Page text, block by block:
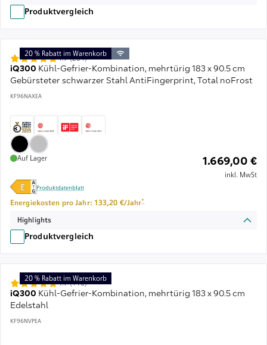
Produktvergleich
iQ300 Kühl-Gefrier-Kombination, mehrtürig 183 x 90.5 cm
Gebürsteter schwarzer Stahl AntiFingerprint, Total noFrost
KF96NAXEA
4.7 (204)
20 % Rabatt im Warenkorb
Auf Lager 1.669,00 €
inkl. MwSt
Produktdatenblatt
Energiekosten pro Jahr: 133,20 €/JahrFußnote *: Schätzung basierend auf
*
Highlights
Produktvergleich
iQ300 Kühl-Gefrier-Kombination, mehrtürig 183 x 90.5 cm
Edelstahl
KF96NVPEA
4.7 (116)
20 % Rabatt im Warenkorb